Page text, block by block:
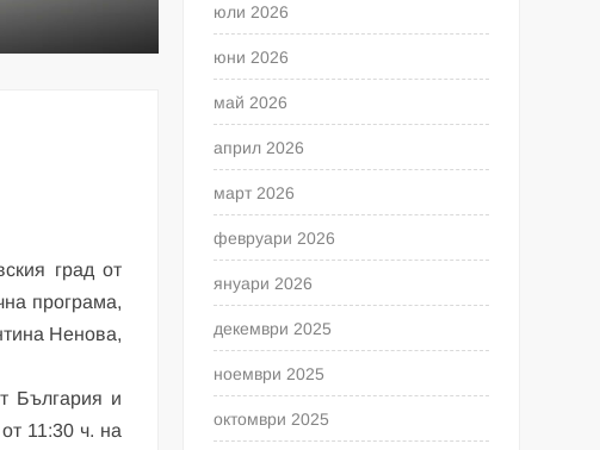
град от
програма,
Ненова,
България и
11:30 ч. на
юли 2026
юни 2026
май 2026
април 2026
март 2026
февруари 2026
януари 2026
декември 2025
ноември 2025
октомври 2025